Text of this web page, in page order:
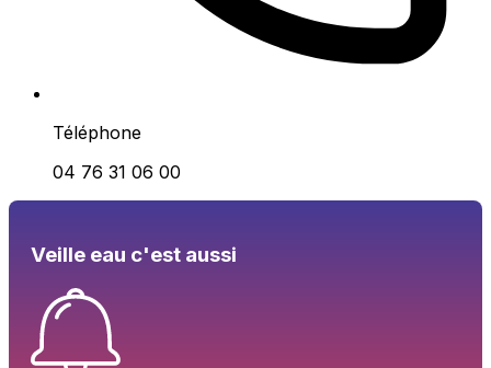
Téléphone
04 76 31 06 00
Veille eau c'est aussi